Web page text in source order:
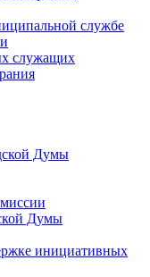
службе
служащих
Думы
Думы
инициативных